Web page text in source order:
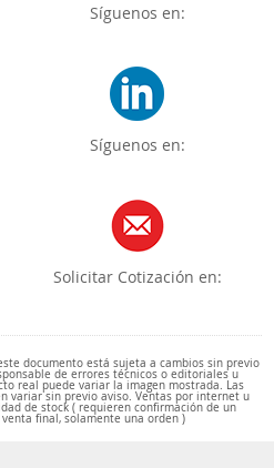
Síguenos en:
Síguenos en:
Solicitar Cotización en:
documento está sujeta a cambios sin previo
de errores técnicos o editoriales u
real puede variar la imagen mostrada. Las
variar sin previo aviso. Ventas por internet u
de stock ( requieren confirmación de un
final, solamente una orden )